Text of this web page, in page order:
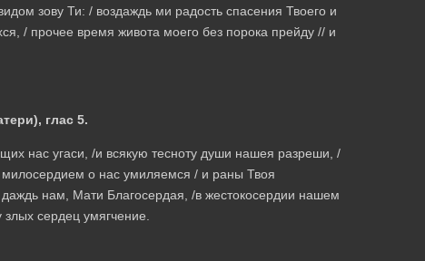
зову Ти: / воздаждь ми радость спасения Твоего и
/ прочее время живота моего без порока прейду // и
глас 5.
нас угаси, /и всякую тесноту души нашея разреши, /
о нас умиляемся / и раны Твоя
нам, Мати Благосердая, /в жестокосердии нашем
сердец умягчение.